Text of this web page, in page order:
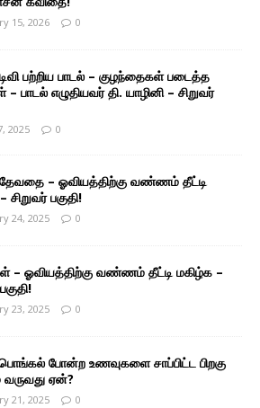
15, 2026 0
பற்றிய பாடல் – குழந்தைகள் படைத்த
– பாடல் எழுதியவர் தி. யாழினி – சிறுவர்
2025 0
தேவதை – ஓவியத்திற்கு வண்ணம் தீட்டி
சிறுவர் பகுதி!
24, 2025 0
– ஓவியத்திற்கு வண்ணம் தீட்டி மகிழ்க –
23, 2025 0
போன்ற உணவுகளை சாப்பிட்ட பிறகு
ஏன்?
21, 2025 0